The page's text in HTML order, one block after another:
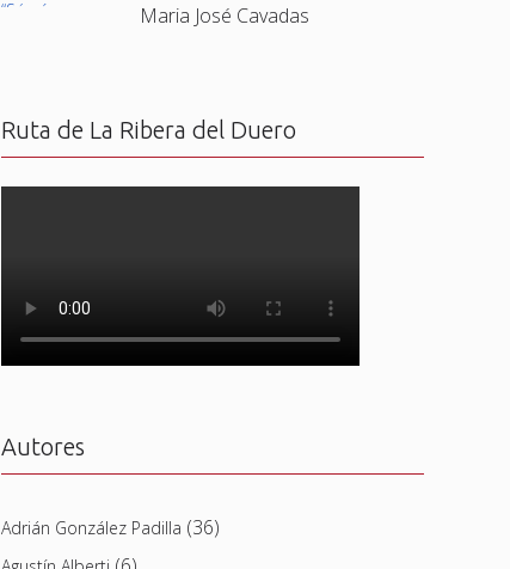
Maria José Cavadas
Ruta de La Ribera del Duero
Autores
Adrián González Padilla (36)